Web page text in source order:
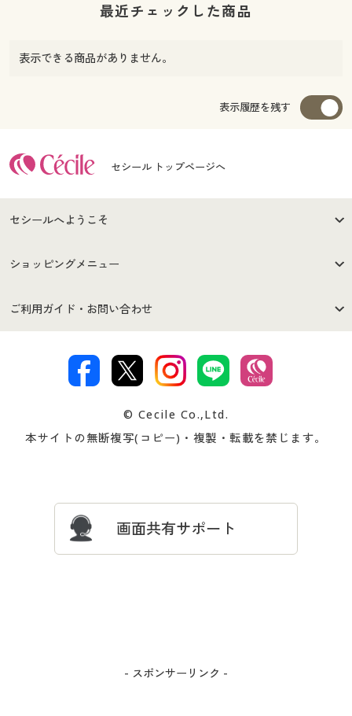
最近チェックした商品
表示できる商品がありません。
表示履歴を残す
セシール トップページへ
セシールへようこそ
はじめての方へ
セシールご利用規約
著作権・商標について 会社案内
ショッピングメニュー
商品カテゴリ
プレゼント＆キャンペーン サイトマップ
ご利用ガイド・お問い合わせ
交換・返品は お支払は
ついて
忘れの場合
© Cecile Co.,Ltd.
本サイトの無断複写(コピー)・複製・転載を禁じます。
画面共有サポート
- スポンサーリンク -